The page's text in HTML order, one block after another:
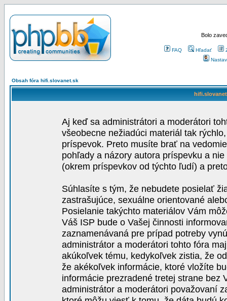
Bolo
FAQ Hľadať
Obsah fóra hifi.slovanet.sk
Aj keď sa administrátori a moderátori
všeobecne nežiadúci materiál tak
príspevok. Preto musíte brať na
pohľady a názory autora príspevku a
(okrem príspevkov od týchto ľudí) a
Súhlasíte s tým, že nebudete posielať
zastrašujúce, sexuálne orientované
Posielanie takýchto materiálov Vám
Váš ISP bude o Vašej činnosti
zaznamenávaná pre prípad potreby
administrátor a moderátori tohto fóra
akúkoľvek tému, kedykoľvek zistia, že
že akékoľvek informácie, ktoré vložíte
informácie prezradené tretej strane bez
administrátor a moderátori považovaní